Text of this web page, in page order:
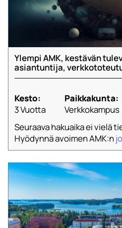
Ylempi AMK, kestävän
asiantuntija,
Kesto:
3 Vuotta
Paikkakunta:
Verkkokampus
Seuraava hakuaika ei vielä
Hyödynnä avoimen AMK:n